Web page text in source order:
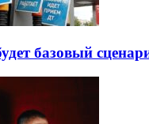
базовый